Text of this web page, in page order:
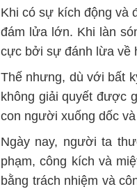
Khi có sự kích độngvà
đám l ửa lớn. Khi làn
cực bởi sự đánh lừa về
Thế nhưng, dù với bất
không giải quyết được
con người xuống dốc
Ngày nay, người ta
phạm, công kích và
bằng trách nhiệm và